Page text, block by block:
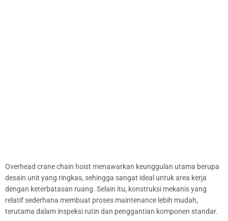
Overhead crane chain hoist menawarkan keunggulan utama berupa
desain unit yang ringkas, sehingga sangat ideal untuk area kerja
dengan keterbatasan ruang. Selain itu, konstruksi mekanis yang
relatif sederhana membuat proses maintenance lebih mudah,
terutama dalam inspeksi rutin dan penggantian komponen standar.